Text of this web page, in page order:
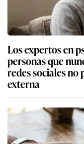
Los expertos en
personas que
redes sociales
externa